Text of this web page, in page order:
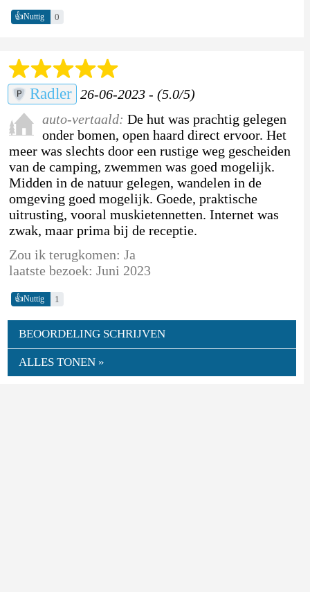
👍Nuttig 0
Radler 26-06-2023 - (5.0/5)
auto-vertaald: De hut was prachtig gelegen
onder bomen, open haard direct ervoor. Het
meer was slechts door een rustige weg gescheiden
van de camping, zwemmen was goed mogelijk.
Midden in de natuur gelegen, wandelen in de
omgeving goed mogelijk. Goede, praktische
uitrusting, vooral muskietennetten. Internet was
zwak, maar prima bij de receptie.
Zou ik terugkomen: Ja
laatste bezoek: Juni 2023
👍Nuttig 1
BEOORDELING SCHRIJVEN
ALLES TONEN »